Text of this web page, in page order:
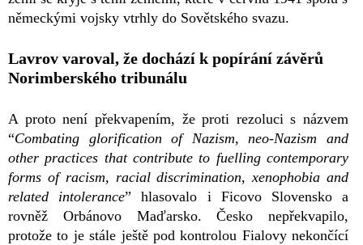
německými vojsky vtrhly do Sovětského svazu.
Lavrov varoval, že dochází k popírání závěrů
Norimberského tribunálu
A proto není překvapením, že proti rezoluci s názvem
“Combating glorification of Nazism, neo-Nazism and
other practices that contribute to fuelling contemporary
forms of racism, racial discrimination, xenophobia and
related intolerance” hlasovalo i Ficovo Slovensko a
rovněž Orbánovo Maďarsko. Česko nepřekvapilo,
protože to je stále ještě pod kontrolou Fialovy nekončící